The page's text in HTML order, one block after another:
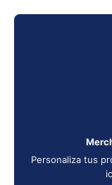
Personaliza tus